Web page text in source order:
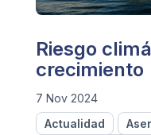
Riesgo
crecimiento
7 Nov 2024
Actualidad